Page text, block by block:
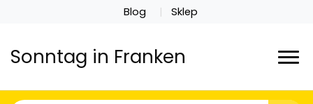
Blog Sklep
Sonntag in Franken